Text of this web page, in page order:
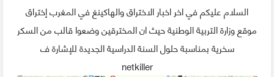
السلام عليكم في اخر اخبار الاختراق والهاكينغ في المغرب إختراق
موقع وزارة التربية الوطنية حيث ان المخترقين وضعوا قالب من السكر
سخرية بمناسبة حلول السنة الدراسية الجديدة للإشارة ف
netkiller